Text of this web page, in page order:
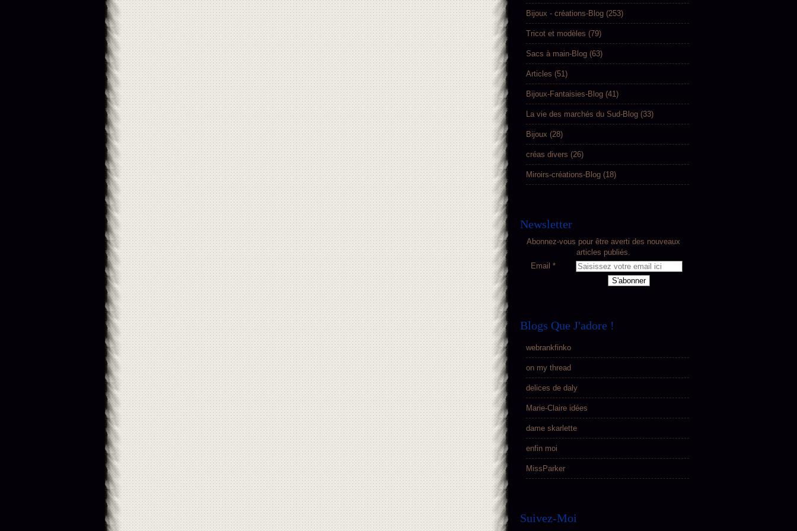
Bijoux - créations-Blog (253)
Tricot et modèles (79)
Sacs à main-Blog (63)
Articles (51)
Bijoux-Fantaisies-Blog (41)
La vie des marchés du Sud-Blog (33)
Bijoux (28)
créas divers (26)
Miroirs-créations-Blog (18)
Newsletter
Abonnez-vous pour être averti des nouveaux
articles publiés.
Email
Blogs Que J'adore !
webrankfinko
on my thread
delices de daly
Marie-Claire idées
dame skarlette
enfin moi
MissParker
Suivez-Moi